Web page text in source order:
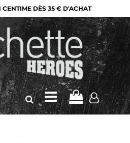
CENTIME DÈS 35 € D'ACHAT